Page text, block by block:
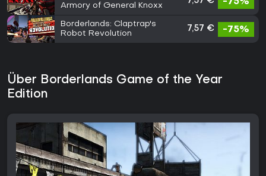
Armory of General Knoxx
Borderlands: Claptrap's
Robot Revolution
7,57 € -75%
Über Borderlands Game of the Year
Edition